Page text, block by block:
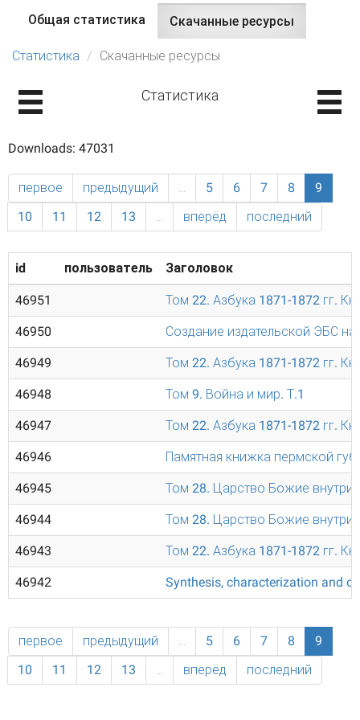
Главные вкладки
Общая статистика Скачанные ресурсы
вкладка)
Статистика
Скачанные ресурсы
Статистика
Downloads: 47031
первое предыдущий … 5 6 7 8
9
10
11 12 13 … вперёд последний
id пользователь Заголовок
46951 Том 22. Азбука 1871-1872 гг.
46950 Создание издательской ЭБС на
46949 Том 22. Азбука 1871-1872 гг.
46948 Том 9. Война и мир. Т.1
46947 Том 22. Азбука 1871-1872 гг.
46946 Памятная книжка пермской
46945 Том 28. Царство Божие внутри
46944 Том 28. Царство Божие внутри
46943 Том 22. Азбука 1871-1872 гг.
46942 Synthesis, characterization and
первое предыдущий … 5 6 7 8
9
10
11 12 13 … вперёд последний